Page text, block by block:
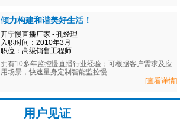
倾力构建和谐美好生活！
开宁慢直播厂家 - 孔经理
入职时间：2010年3月
职位：高级销售工程师
拥有10多年监控慢直播行业经验；可根据客户需求及应
用场景，快速量身定制智能监控慢...
[查看详情]
用户见证